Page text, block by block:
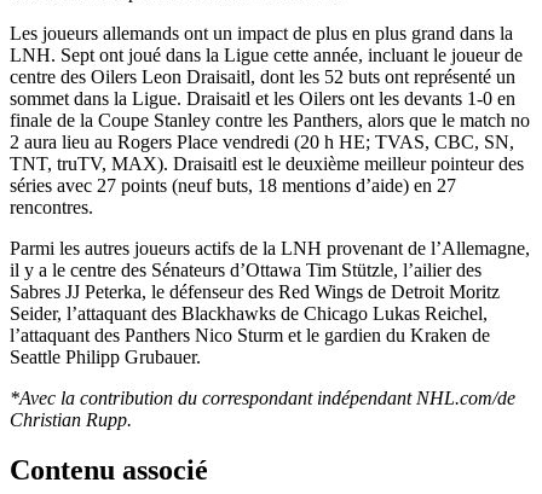
Les joueurs allemands ont un impact de plus en plus grand dans la
LNH. Sept ont joué dans la Ligue cette année, incluant le joueur de
centre des Oilers Leon Draisaitl, dont les 52 buts ont représenté un
sommet dans la Ligue. Draisaitl et les Oilers ont les devants 1-0 en
finale de la Coupe Stanley contre les Panthers, alors que le match no
2 aura lieu au Rogers Place vendredi (20 h HE; TVAS, CBC, SN,
TNT, truTV, MAX). Draisaitl est le deuxième meilleur pointeur des
séries avec 27 points (neuf buts, 18 mentions d’aide) en 27
rencontres.
Parmi les autres joueurs actifs de la LNH provenant de l’Allemagne,
il y a le centre des Sénateurs d’Ottawa Tim Stützle, l’ailier des
Sabres JJ Peterka, le défenseur des Red Wings de Detroit Moritz
Seider, l’attaquant des Blackhawks de Chicago Lukas Reichel,
l’attaquant des Panthers Nico Sturm et le gardien du Kraken de
Seattle Philipp Grubauer.
*Avec la contribution du correspondant indépendant NHL.com/de
Christian Rupp.
Contenu associé